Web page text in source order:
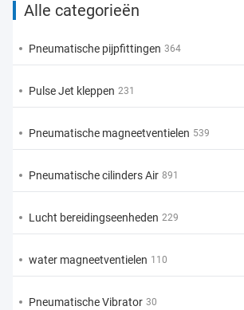
Alle categorieën
Pneumatische pijpfittingen 364
Pulse Jet kleppen 231
Pneumatische magneetventielen 539
Pneumatische cilinders Air 891
Lucht bereidingseenheden 229
water magneetventielen 110
Pneumatische Vibrator 30